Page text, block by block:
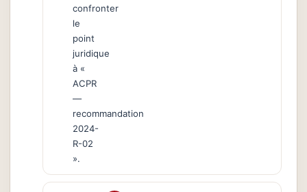
confronter
le
point
juridique
à «
ACPR
—
recommandation
2024-
R-02
».